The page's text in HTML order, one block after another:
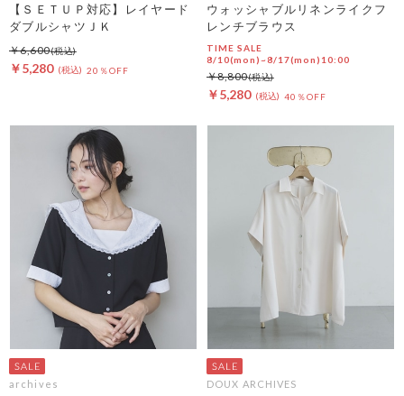
【ＳＥＴＵＰ対応】レイヤード
ダブルシャツＪＫ
￥5,280 20％OFF
￥6,600
ウォッシャブルリネンライクフ
レンチブラウス
TIME SALE
8/10(mon)~8/17(mon)10:00
￥5,280 40％OFF
￥8,800
archives DOUX ARCHIVES